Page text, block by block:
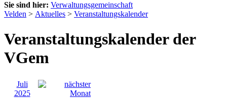
Sie sind hier: Verwaltungsgemeinschaft
Velden > Aktuelles > Veranstaltungskalender
Veranstaltungskalender der
VGem
Juli
2025